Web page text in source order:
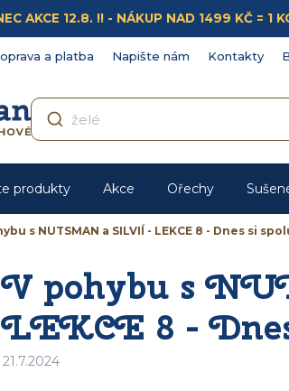
AKCE 12.8. !! - NÁKUP NAD 1499 KČ = 1
a platba Napište nám Kontakty
produkty Akce Ořechy
s NUTSMAN a SILVIÍ - LEKCE 8 - Dnes si
V pohybu s
LEKCE 8 -
21.7.2024